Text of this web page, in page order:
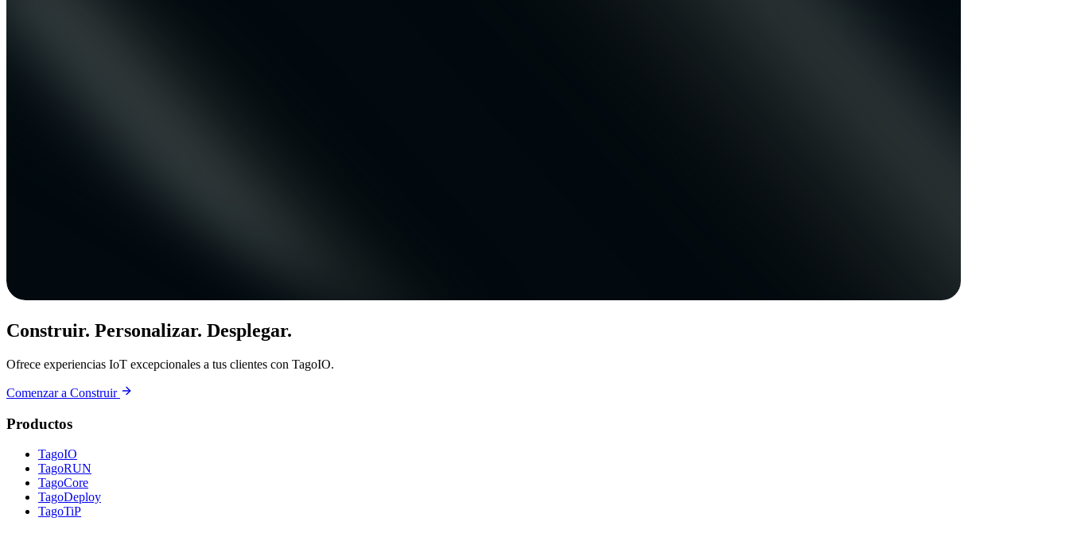
Construir. Personalizar. Desplegar.
Ofrece experiencias IoT excepcionales a tus clientes con TagoIO.
Comenzar a Construir
Productos
TagoIO
TagoRUN
TagoCore
TagoDeploy
TagoTiP